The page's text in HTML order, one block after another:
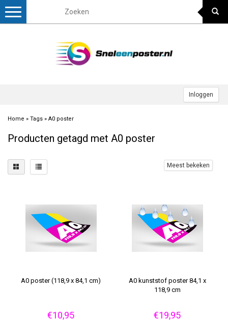
Inloggen
Toggle
Home » Tags » A0 poster
Producten getagd met A0 poster
Meest bekeken
A0 poster (118,9 x 84,1 cm)
€10,95
A0 kunststof poster 84,1 x
118,9 cm
€19,95